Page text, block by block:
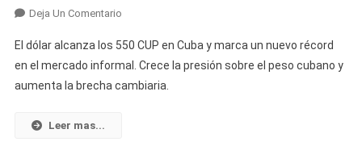
Deja Un ComentarioEn
Sigue
Subiendo
Y
El dólar alcanza los 550 CUP en Cuba y marca un nuevo récord
en el mercado informal. Crece la presión sobre el peso cubano y
aumenta la brecha cambiaria.
Leer mas...